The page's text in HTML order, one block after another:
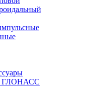
ГЛОНАСС